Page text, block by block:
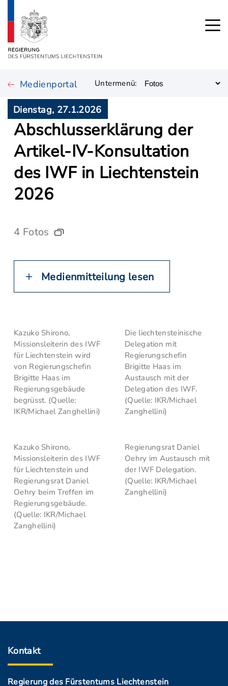
Medienportal Untermenü:
Dienstag, 27.1.2026
Abschlusserklärung der
Artikel-IV-Konsultation
des IWF in Liechtenstein
2026
4 Fotos
Medienmitteilung lesen
Kazuko Shirono,
Missionsleiterin des IWF
für Liechtenstein wird
von Regierungschefin
Brigitte Haas im
Regierungsgebäude
begrüsst. (Quelle:
IKR/Michael Zanghellini)
Die liechtensteinische
Delegation mit
Regierungschefin
Brigitte Haas im
Austausch mit der
Delegation des IWF.
(Quelle: IKR/Michael
Zanghellini)
Kazuko Shirono,
Missionsleiterin des IWF
für Liechtenstein und
Regierungsrat Daniel
Oehry beim Treffen im
Regierungsgebäude.
(Quelle: IKR/Michael
Zanghellini)
Regierungsrat Daniel
Oehry im Austausch mit
der IWF Delegation.
(Quelle: IKR/Michael
Zanghellini)
Kontakt
Regierung des Fürstentums Liechtenstein